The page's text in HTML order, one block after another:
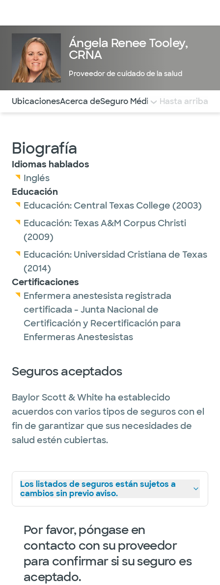
Ángela Renee Tooley,
CRNA
Proveedor de cuidado de la salud
Utilice esta navegación para saltar rápidamente a
UbicacionesAcerca deSeguro Médico COMENTARIOS
Hasta arriba
Biografía
Idiomas hablados
Inglés
Educación
Educación: Central Texas College (2003)
Educación:Texas A&M Corpus Christi
(2009)
Educación: Universidad Cristiana de Texas
(2014)
Certificaciones
Enfermera anestesista registrada
certificada - Junta Nacional de
Certificación y Recertificación para
Enfermeras Anestesistas
Seguros aceptados
Baylor Scott & White ha establecido
acuerdos con varios tipos de seguros con el
fin de garantizar que sus necesidades de
salud estén cubiertas.
Los listados de seguros están sujetos a
cambios sin previo aviso.
Por favor, póngase en
contacto con su proveedor
para confirmar si su seguro es
aceptado.